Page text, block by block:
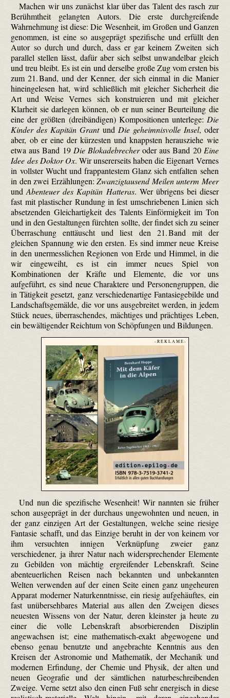
Machen wir uns zunächst klar über das Talent des rasch zur
Berühmtheit gelangten Autors. Die erste durchgreifende
Wahrnehmung ist diese: Die Wesenheit, im Großen und Ganzen
genommen, ist eine so ausgeprägt spezifische und erfüllt den
Autor so durch und durch, dass er gar keinem Zweiten sich
parallel stellen lässt, dafür aber sich selbst unwandelbar gleich
und treu bleibt. Es ist ein und derselbe große Zug vom ersten bis
zum 21. Band, und der Kenner, der sich einmal in die Manier
hineingelesen hat, wird schließlich mit gleicher Sicherheit die
Art und Weise Vernes sich konstruieren und mit gleicher
Klarheit sie darlegen können, ob er nun seiner Beurteilung die
eine der größten (dreibändigen) Kompositionen unterlege: Die
Kinder des Kapitän Grantund Die geheimnisvolle Insel, oder
aber, ob er eine der kürzesten und knappsten herausziehe wie
etwa aus Band 19Die Blokadebrecheroder aus Band 20 Eine
Idee des Doktor Ox. Wir unsererseits haben die Eigenart Vernes
in vollster Wucht und frappantestem Glanz sich entfalten sehen
in den zwei Erzählungen:Zwanzigtausend Meilen unterm Meer
undAbenteuer des Kapitän Hatteras. Wer übrigens bei dieser
fast mit plastischer Rundung in fest umschriebenen Linien sich
absetzenden Gleichartigkeit des Talents Einförmigkeit im Ton
und in den Gestaltungen fürchten sollte, der findet sich zu seiner
Überraschung enttäuscht und liest den 21. Band mit der
gleichen Spannung wie den ersten. Es sind immer neue Kreise
in den unermesslichen Regionen von Erde und Himmel, in die
wir eingeweiht, es ist ein immer neues Spiel von
Kombinationen der Kräfte und Elemente, die vor uns
aufgeführt, es sind neue Charaktere und Personengruppen, die
in Tätigkeit gesetzt, ganz verschiedenartige Fantasiegebilde und
Landschaftsgemälde, die vor uns ausgebreitet werden, in jedem
Stück neues, überraschendes, mächtiges und prächtiges Leben,
ein bewältigender Reichtum von Schöpfungen und Bildungen.
- R E K L A M E -
Und nun die spezifische Wesenheit! Wir nannten sie früher
schon ausgeprägt in der durchaus ungewohnten und neuen, in
der ganz einzigen Art der Gestaltungen, welche seine riesige
Fantasie schafft, und das Einzige beruht in der von keinem vor
ihm versuchten innigen Verknüpfung zweier ganz
verschiedener, ja ihrer Natur nach widersprechender Elemente
zu Gebilden von mächtig ergreifender Lebenskraft. Seine
abenteuerlichen Reisen nach bekannten und unbekannten
Welten verwenden auf der einen Seite einen ganz ungeheuren
Apparat moderner Naturkenntnisse, ein riesig aufgehäuftes, ein
fast unübersehbares Material aus allen den Zweigen dieses
neuesten Wissens von der Natur, deren kleinster ja heute zu
einer die volle Lebenskraft absorbierenden Disziplin
angewachsen ist; eine mathematisch-exakt abgewogene und
ebenso genau benutzte und angebrachte Kenntnis aus den
Kreisen der Astronomie und Mathematik, der Mechanik und
modernen Erfindung, der Chemie und Physik, der alten und
neuen Geografie und der sämtlichen naturbeschreibenden
Zweige. Verne setzt also den einen Fuß sehr energisch in diese